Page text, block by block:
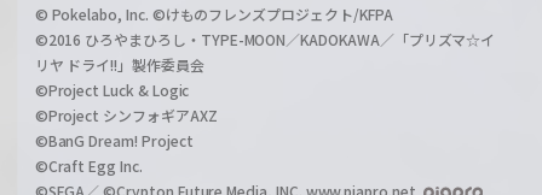
© Pokelabo, Inc. ©けものフレンズプロジェクト/KFPA
©2016 ひろやまひろし・TYPE-MOON／KADOKAWA／「プリズマ☆イ
リヤ ドライ!!」製作委員会
©Project Luck & Logic
©Project シンフォギアAXZ
©BanG Dream! Project
©Craft Egg Inc.
©SEGA／ ©Crypton Future Media, INC. www.piapro.net